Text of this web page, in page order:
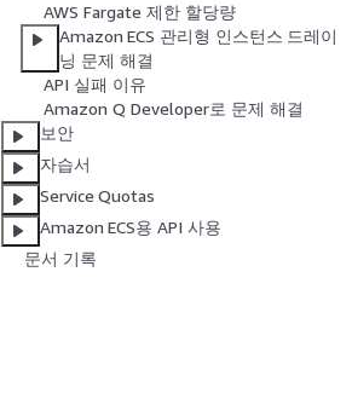
AWS Fargate 제한 할당량
Amazon ECS 관리형 인스턴스 드레이
닝 문제 해결
API 실패 이유
Amazon Q Developer로 문제 해결
보안
자습서
Service Quotas
Amazon ECS용 API 사용
문서 기록